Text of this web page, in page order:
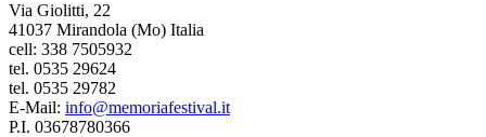
Via Giolitti, 22
41037 Mirandola (Mo) Italia
cell: 338 7505932
tel. 0535 29624
tel. 0535 29782
E-Mail: info@memoriafestival.it
P.I. 03678780366